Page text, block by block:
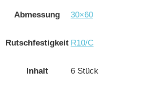
Abmessung 30×60
Rutschfestigkeit R10/C
Inhalt 6 Stück